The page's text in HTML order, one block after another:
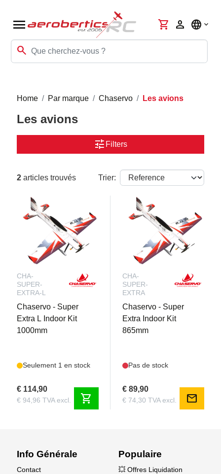
menu
search
shopping_cart person language
Home Par marque Chaservo Les avions
Les avions
tune Filters
2 articles trouvés Trier:
CHA-
SUPER-
EXTRA-L
Chaservo - Super
Extra L Indoor Kit
1000mm
Seulement 1 en stock
€ 114,90
€ 94,96 TVA excl. shopping_cart
CHA-
SUPER-
EXTRA
Chaservo - Super
Extra Indoor Kit
865mm
Pas de stock
€ 89,90
€ 74,30 TVA excl. mail
Info Générale
Contact
Populaire
💥 Offres Liquidation